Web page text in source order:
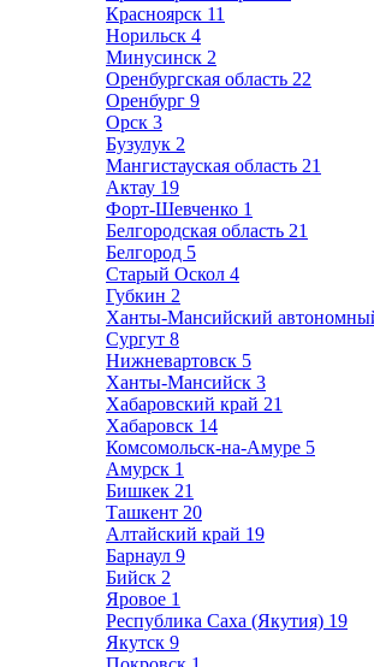
Красноярск 11
Норильск 4
Минусинск 2
Оренбургская область 22
Оренбург 9
Орск 3
Бузулук 2
Мангистауская область 21
Актау 19
Форт-Шевченко 1
Белгородская область 21
Белгород 5
Старый Оскол 4
Губкин 2
Ханты-Мансийский
Сургут 8
Нижневартовск 5
Ханты-Мансийск 3
Хабаровский край 21
Хабаровск 14
Комсомольск-на-Амуре 5
Амурск 1
Бишкек 21
Ташкент 20
Алтайский край 19
Барнаул 9
Бийск 2
Яровое 1
Республика Саха (Якутия) 19
Якутск 9